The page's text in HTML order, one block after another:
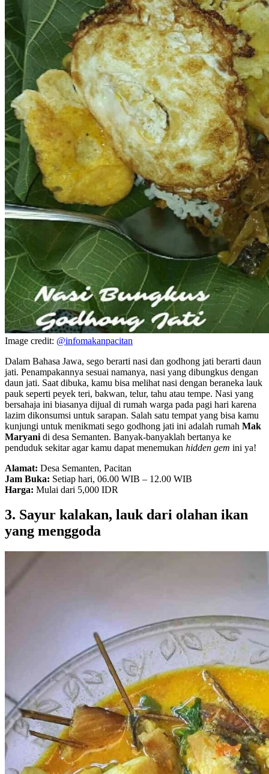
Image credit: @infomakanpacitan
Dalam Bahasa Jawa, sego berarti nasi dan godhong jati berarti daun
jati. Penampakannya sesuai namanya, nasi yang dibungkus dengan
daun jati. Saat dibuka, kamu bisa melihat nasi dengan beraneka lauk
pauk seperti peyek teri, bakwan, telur, tahu atau tempe. Nasi yang
bersahaja ini biasanya dijual di rumah warga pada pagi hari karena
lazim dikonsumsi untuk sarapan. Salah satu tempat yang bisa kamu
kunjungi untuk menikmati sego godhong jati ini adalah rumah Mak
Maryani di desa Semanten. Banyak-banyaklah bertanya ke
penduduk sekitar agar kamu dapat menemukan hidden gem ini ya!
Alamat: Desa Semanten, Pacitan
Jam Buka: Setiap hari, 06.00 WIB – 12.00 WIB
Harga: Mulai dari 5,000 IDR
3. Sayur kalakan, lauk dari olahan ikan
yang menggoda